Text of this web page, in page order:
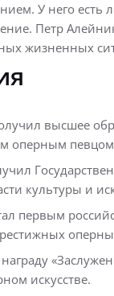
У него
Петр
жизненных
высшее
оперным
культуры и
первым
искусстве.